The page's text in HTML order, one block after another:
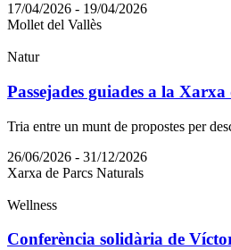
17/04/2026 - 19/04/2026
Mollet del Vallès
Natur
Passejades guiades a la
Tria entre un munt de propostes per
26/06/2026 - 31/12/2026
Xarxa de Parcs Naturals
Wellness
Conferència solidària de